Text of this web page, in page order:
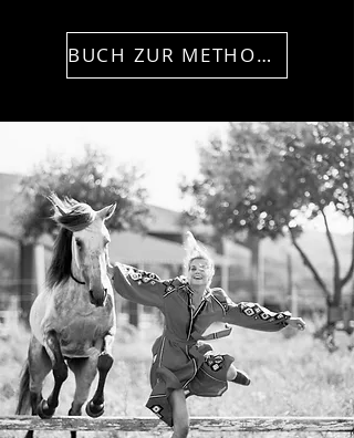
BUCH ZUR METHODE